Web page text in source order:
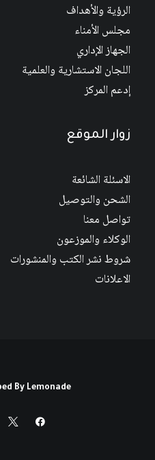
الرؤية والأهداف
مجلس الأمناء
الجهاز الإداري
اللجان الاستشارية والعلمية
إدعم المركز
زوار الموقع
الاسئلة الشائعة
الشحن والتوصيل
تواصل معنا
الوكلاء والموزعون
شروط نشر الكتب والمنشورات
الاعلانات
By Lemonade